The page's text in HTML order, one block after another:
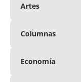
Artes
Columnas
Economía